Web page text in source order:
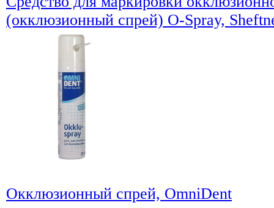
(окклюзионный спрей) O-Spray,
Окклюзионный спрей, OmniDent